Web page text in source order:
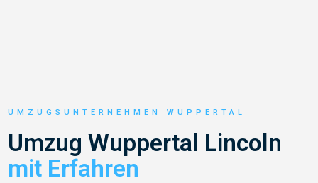
UMZUGSUNTERNEHMEN WUPPERTAL
Umzug Wuppertal Lincoln
mit Erfahren